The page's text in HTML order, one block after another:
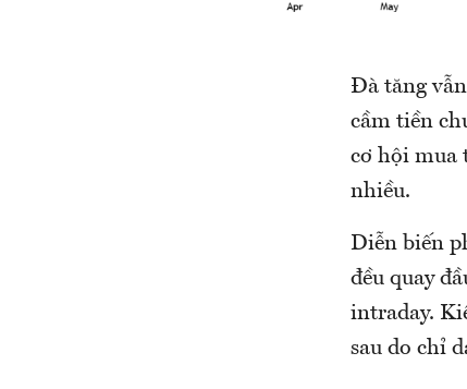
Đà tăng
cầm tiền
cơ hội mua
nhiều.
Diễn biến
đều quay
intraday.
sau do chỉ